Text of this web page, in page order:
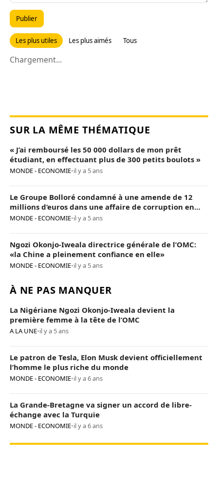
Publier
Les plus utiles Les plus aimés Tous
Chargement...
SUR LA MÊME THÉMATIQUE
« J’ai remboursé les 50 000 dollars de mon prêt
étudiant, en effectuant plus de 300 petits boulots »
MONDE - ECONOMIE•il y a 5 ans
Le Groupe Bolloré condamné à une amende de 12
millions d’euros dans une affaire de corruption en
Afrique
MONDE - ECONOMIE•il y a 5 ans
Ngozi Okonjo-Iweala directrice générale de l’OMC:
«la Chine a pleinement confiance en elle»
MONDE - ECONOMIE•il y a 5 ans
À NE PAS MANQUER
La Nigériane Ngozi Okonjo-Iweala devient la
première femme à la tête de l’OMC
A LA UNE•il y a 5 ans
Le patron de Tesla, Elon Musk devient officiellement
l’homme le plus riche du monde
MONDE - ECONOMIE•il y a 6 ans
La Grande-Bretagne va signer un accord de libre-
échange avec la Turquie
MONDE - ECONOMIE•il y a 6 ans